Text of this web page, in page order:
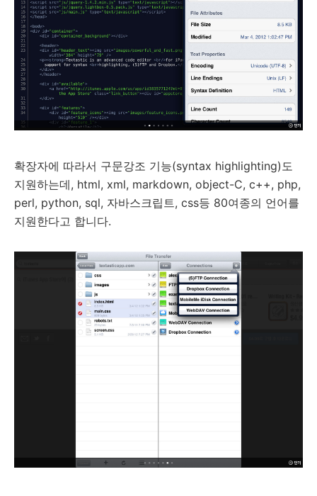
확장자에 따라서 구문강조 기능(syntax highlighting)도
지원하는데, html, xml, markdown, object-C, c++, php,
perl, python, sql, 자바스크립트, css등 80여종의 언어를
지원한다고 합니다.